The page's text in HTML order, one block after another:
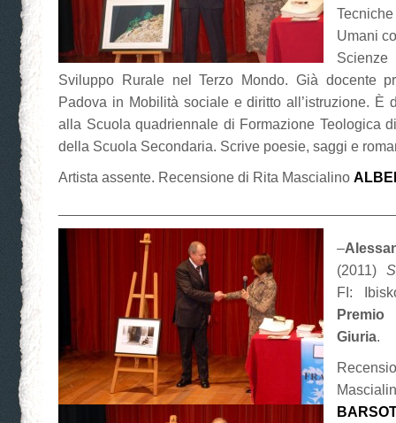
Umani
Sviluppo Rurale nel Terzo Mondo. Già docente
Padova in Mobilità sociale e diritto all’istruzione. È
alla Scuola quadriennale di Formazione Teologica
della Scuola Secondaria. Scrive poesie, saggi e
Artista assente. Recensione di Rita Mascialino
–
(2011)
FI:
Giuria.